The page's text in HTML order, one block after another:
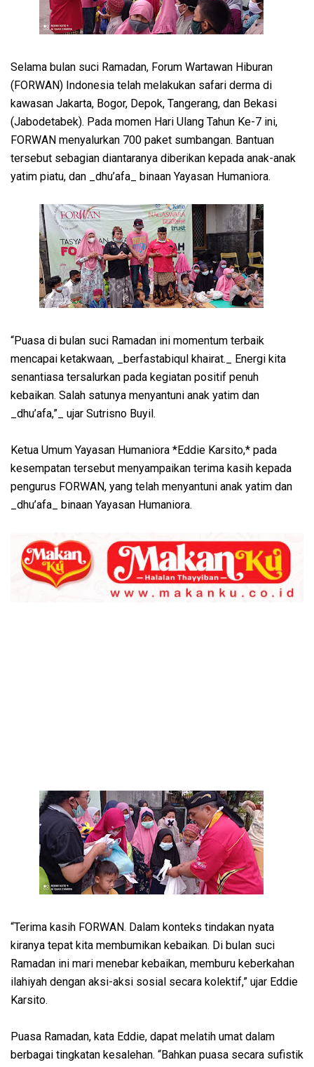
Selama bulan suci Ramadan, Forum Wartawan Hiburan
(FORWAN) Indonesia telah melakukan safari derma di
kawasan Jakarta, Bogor, Depok, Tangerang, dan Bekasi
(Jabodetabek). Pada momen Hari Ulang Tahun Ke-7 ini,
FORWAN menyalurkan 700 paket sumbangan. Bantuan
tersebut sebagian diantaranya diberikan kepada anak-anak
yatim piatu, dan _dhu’afa_ binaan Yayasan Humaniora.
“Puasa di bulan suci Ramadan ini momentum terbaik
mencapai ketakwaan, _berfastabiqul khairat._ Energi kita
senantiasa tersalurkan pada kegiatan positif penuh
kebaikan. Salah satunya menyantuni anak yatim dan
_dhu’afa,”_ ujar Sutrisno Buyil.
Ketua Umum Yayasan Humaniora *Eddie Karsito,* pada
kesempatan tersebut menyampaikan terima kasih kepada
pengurus FORWAN, yang telah menyantuni anak yatim dan
_dhu’afa_ binaan Yayasan Humaniora.
“Terima kasih FORWAN. Dalam konteks tindakan nyata
kiranya tepat kita membumikan kebaikan. Di bulan suci
Ramadan ini mari menebar kebaikan, memburu keberkahan
ilahiyah dengan aksi-aksi sosial secara kolektif,” ujar Eddie
Karsito.
Puasa Ramadan, kata Eddie, dapat melatih umat dalam
berbagai tingkatan kesalehan. “Bahkan puasa secara sufistik